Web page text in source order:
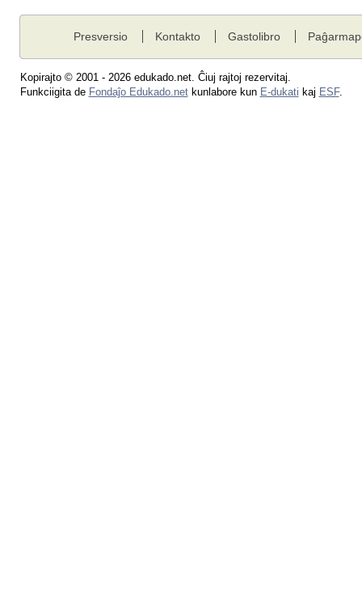
Presversio Kontakto Gastolibro
Kopirajto © 2001 - 2026 edukado.net. Ĉiuj rajtoj rezervitaj.
Funkciigita de Fondaĵo Edukado.netkunlabore kun E-dukati kaj ESF.